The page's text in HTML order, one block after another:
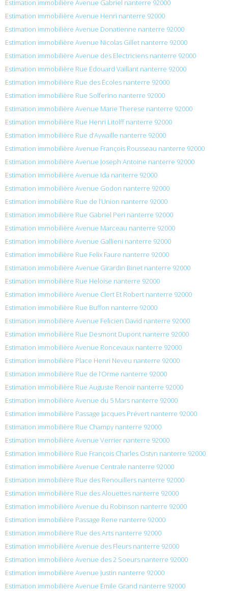
Estimation immobilière Avenue Gabriel nanterre 92000
Estimation immobilière Avenue Henri nanterre 92000
Estimation immobilière Avenue Donatienne nanterre 92000
Estimation immobilière Avenue Nicolas Gillet nanterre 92000
Estimation immobilière Avenue des Electriciens nanterre 92000
Estimation immobilière Rue Édouard Vaillant nanterre 92000
Estimation immobilière Rue des Écoles nanterre 92000
Estimation immobilière Rue Solferino nanterre 92000
Estimation immobilière Avenue Marie Therese nanterre 92000
Estimation immobilière Rue Henri Litolff nanterre 92000
Estimation immobilière Rue d’Aywaille nanterre 92000
Estimation immobilière Avenue François Rousseau nanterre 92000
Estimation immobilière Avenue Joseph Antoine nanterre 92000
Estimation immobilière Avenue Ida nanterre 92000
Estimation immobilière Avenue Godon nanterre 92000
Estimation immobilière Rue de l’Union nanterre 92000
Estimation immobilière Rue Gabriel Peri nanterre 92000
Estimation immobilière Avenue Marceau nanterre 92000
Estimation immobilière Avenue Gallieni nanterre 92000
Estimation immobilière Rue Felix Faure nanterre 92000
Estimation immobilière Avenue Girardin Binet nanterre 92000
Estimation immobilière Rue Heloise nanterre 92000
Estimation immobilière Avenue Clert Et Robert nanterre 92000
Estimation immobilière Rue Buffon nanterre 92000
Estimation immobilière Avenue Felicien David nanterre 92000
Estimation immobilière Rue Desmont Dupont nanterre 92000
Estimation immobilière Avenue Roncevaux nanterre 92000
Estimation immobilière Place Henri Neveu nanterre 92000
Estimation immobilière Rue de l’Orme nanterre 92000
Estimation immobilière Rue Auguste Renoir nanterre 92000
Estimation immobilière Avenue du 5 Mars nanterre 92000
Estimation immobilière Passage Jacques Prévert nanterre 92000
Estimation immobilière Rue Champy nanterre 92000
Estimation immobilière Avenue Verrier nanterre 92000
Estimation immobilière Rue François Charles Ostyn nanterre 92000
Estimation immobilière Avenue Centrale nanterre 92000
Estimation immobilière Rue des Renouillers nanterre 92000
Estimation immobilière Rue des Alouettes nanterre 92000
Estimation immobilière Avenue du Robinson nanterre 92000
Estimation immobilière Passage Rene nanterre 92000
Estimation immobilière Rue des Arts nanterre 92000
Estimation immobilière Avenue des Fleurs nanterre 92000
Estimation immobilière Avenue des 2 Soeurs nanterre 92000
Estimation immobilière Avenue Justin nanterre 92000
Estimation immobilière Avenue Émile Grand nanterre 92000